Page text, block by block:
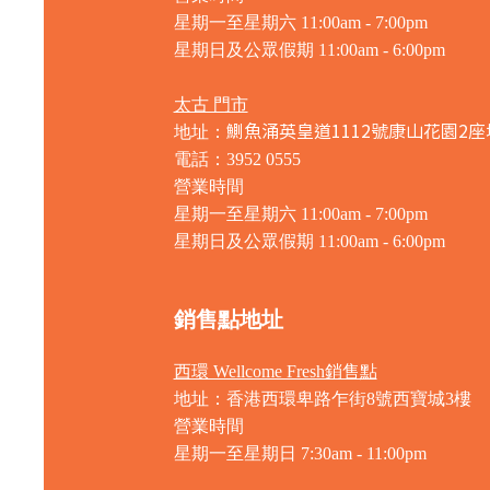
星期一至星期六 11:00am - 7:00pm
星期日及公眾假期 11:00am - 6:00pm
太古 門市
地址： 鰂魚涌英皇道1112號康山花園2
電話：3952 0555
營業時間
星期一至星期六 11:00am - 7:00pm
星期日及公眾假期 11:00am - 6:00pm
銷售點地址
西環 Wellcome Fresh銷售點
地址：香港西環卑路乍街8號西寶城3樓
營業時間
星期一至星期日 7:30am - 11:00pm